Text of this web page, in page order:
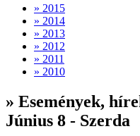
» 2015
» 2014
» 2013
» 2012
» 2011
» 2010
» Események,
Június 8 - Szerda